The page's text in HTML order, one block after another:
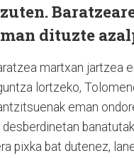
dituzte
martxan jartzea
lortzeko,
eman
pixka bat dutenez,